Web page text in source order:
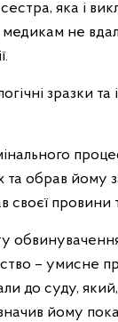
яка і
медикам не
зразки
та обрав йому
своєї провини
обвинувачення
– умисне
до суду,
йому